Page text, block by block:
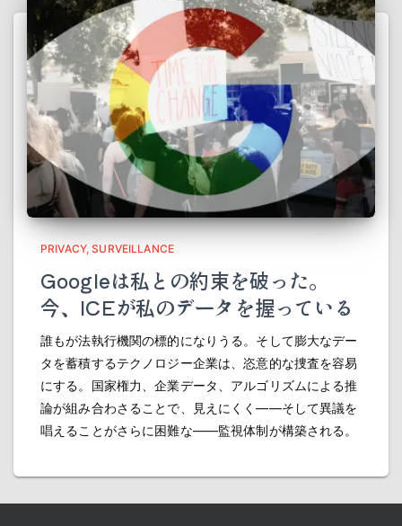
PRIVACY SURVEILLANCE
Googleは私との約束を破った。
今、ICEが私のデータを握っている
誰もが法執行機関の標的になりうる。そして膨大なデー
タを蓄積するテクノロジー企業は、恣意的な捜査を容易
にする。国家権力、企業データ、アルゴリズムによる推
論が組み合わさることで、見えにくく――そして異議を
唱えることがさらに困難な――監視体制が構築される。